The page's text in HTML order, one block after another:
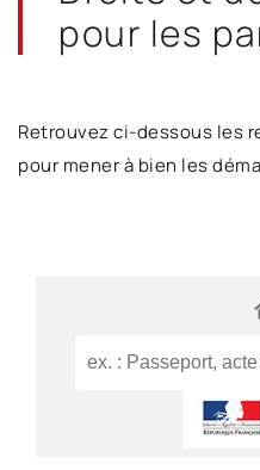
pour les
Retrouvez ci-dessous les
pour mener à bien les